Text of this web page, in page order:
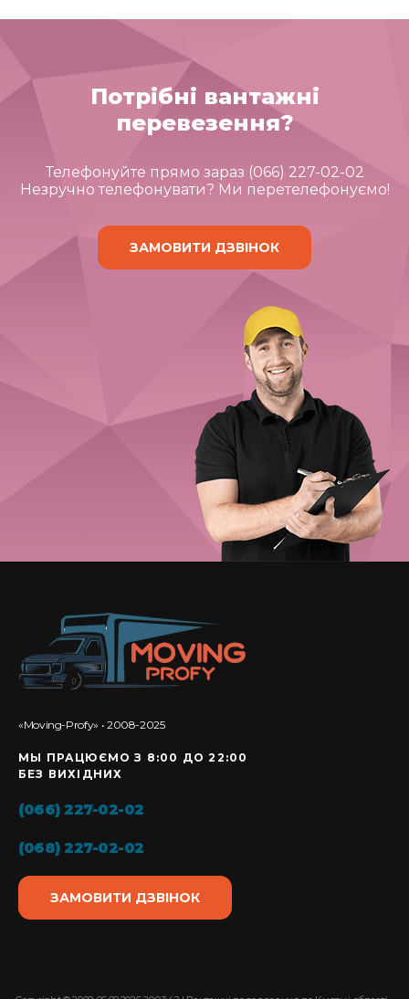
Потрібні вантажні
перевезення?
Телефонуйте прямо зараз (066) 227-02-02
Незручно телефонувати? Ми перетелефонуємо!
ЗАМОВИТИ ДЗВІНОК
«Moving-Profy» • 2008-2025
МЫ ПРАЦЮЄМО З 8:00 ДО 22:00
БЕЗ ВИХІДНИХ
(066) 227-02-02
(068) 227-02-02
ЗАМОВИТИ ДЗВІНОК